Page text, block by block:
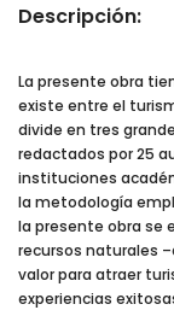
Descripción:
La presente obra
existe entre el
divide en tres
redactados por 25
instituciones
la metodología
la presente obra se
recursos naturales
valor para atraer
experiencias